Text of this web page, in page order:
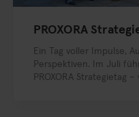
PROXORA
Ein Tag voller Impulse,
Perspektiven. Im Juli
PROXORA Strategietag